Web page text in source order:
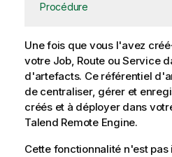
Procédure
Une fois que vous l'avez
votre Job, Route ou Service
d'artefacts. Ce référentiel
de centraliser, gérer et
créés et à déployer dans
Talend Remote Engine.
Cette fonctionnalité n'est